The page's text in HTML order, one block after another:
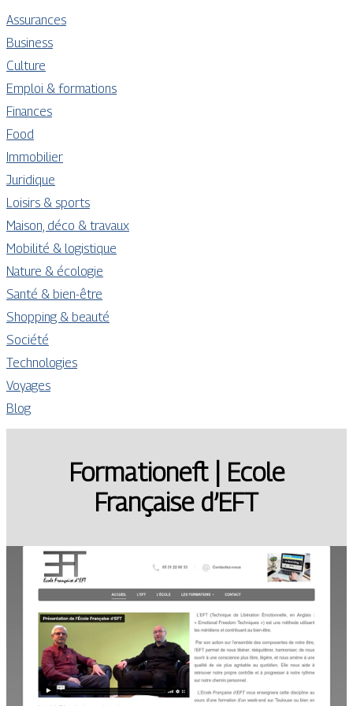
Assurances
Business
Culture
Emploi & formations
Finances
Food
Immobilier
Juridique
Loisirs & sports
Maison, déco & travaux
Mobilité & logistique
Nature & écologie
Santé & bien-être
Shopping & beauté
Société
Technologies
Voyages
Blog
For­matio­neft | Ecole
Française d’EFT